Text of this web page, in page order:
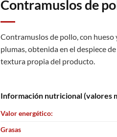
Contramuslos de
Contramuslos de pollo, con
plumas, obtenida en el despiece
textura propia del producto.
Información nutricional (valores
Valor energético:
Grasas